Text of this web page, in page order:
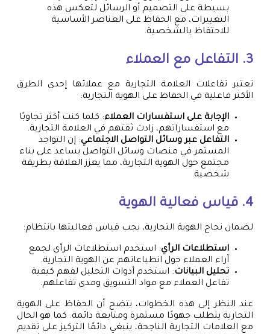
بسيطة على التصميم أو الرسائل لتعكس هذه
التغييرات، مع الحفاظ على العناصر الأساسية
للاحتفاظ بالشخصية.
3. التفاعل مع العملاء
تعتبر تفاعلات العلامة التجارية مع عملائها إحدى الطرق
الأكثر فاعلية في الحفاظ على الهوية التجارية:
الإجابة على استفسارات العملاء: كلما كنت أكثر تجاوبًا
مع استفساراتهم، زادت ثقتهم في العلامة التجارية.
التفاعل عبر وسائل التواصل الاجتماعي: إن التواجد
المستمر في منصات وسائل التواصل يساعد على بناء
مجتمع حول الهوية التجارية، مما يعزز العلاقة بطريقة
شخصية.
4. قياس فعالية الهوية
لضمان نجاح الهوية التجارية، يجب قياس فعاليتها بانتظام:
استطلاعات الرأي: استخدم استطلاعات الرأي لجمع
آراء العملاء حول انطباعاتهم عن الهوية التجارية.
تحليل البيانات: استخدم أدوات التحليل لفهم كيفية
تفاعل العملاء مع مواد التسويق ومدى تفاعلهم.
عند النظر إلى هذه الخطوات، يتضح أن الحفاظ على الهوية
التجارية يتطلب جهودًا مستمرة ومتابعة دائمة. كما هو الحال
مع العلامات التجارية الناجحة، ينبغي دائمًا التركيز على تقديم